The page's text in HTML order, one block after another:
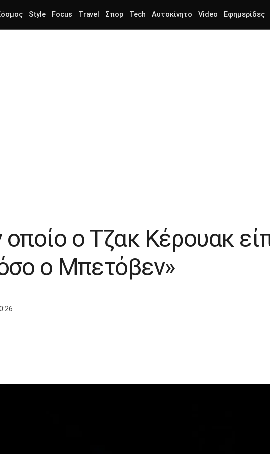
Style Focus Travel Σπορ Tech Αυτοκίνητο Video Εφημερίδες
ο Τζακ Κέρουακ
ο Μπετόβεν»